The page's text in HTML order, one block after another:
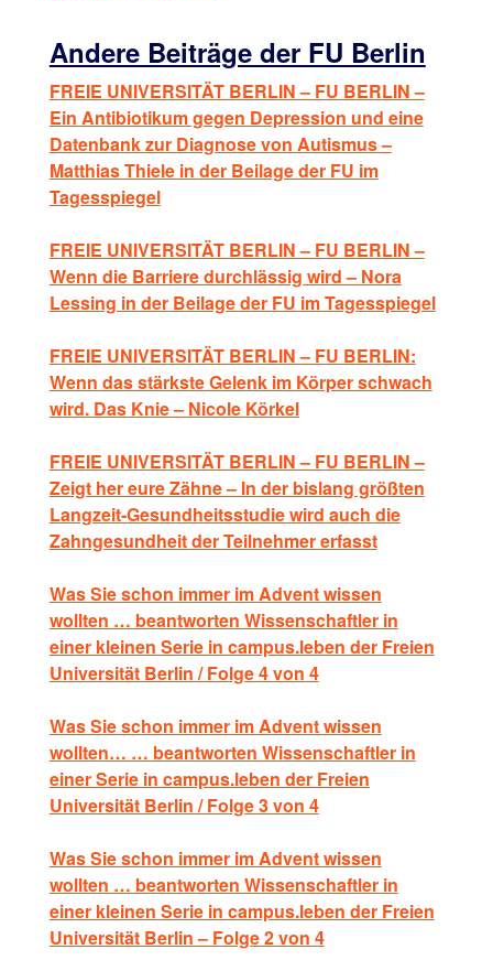
Andere Beiträge der FU Berlin
FREIE UNIVERSITÄT BERLIN – FU BERLIN –
Ein Antibiotikum gegen Depression und eine
Datenbank zur Diagnose von Autismus –
Matthias Thiele in der Beilage der FU im
Tagesspiegel
FREIE UNIVERSITÄT BERLIN – FU BERLIN –
Wenn die Barriere durchlässig wird – Nora
Lessing in der Beilage der FU im Tagesspiegel
FREIE UNIVERSITÄT BERLIN – FU BERLIN:
Wenn das stärkste Gelenk im Körper schwach
wird. Das Knie – Nicole Körkel
FREIE UNIVERSITÄT BERLIN – FU BERLIN –
Zeigt her eure Zähne – In der bislang größten
Langzeit-Gesundheitsstudie wird auch die
Zahngesundheit der Teilnehmer erfasst
Was Sie schon immer im Advent wissen
wollten … beantworten Wissenschaftler in
einer kleinen Serie in campus.leben der Freien
Universität Berlin / Folge 4 von 4
Was Sie schon immer im Advent wissen
wollten… … beantworten Wissenschaftler in
einer Serie in campus.leben der Freien
Universität Berlin / Folge 3 von 4
Was Sie schon immer im Advent wissen
wollten … beantworten Wissenschaftler in
einer kleinen Serie in campus.leben der Freien
Universität Berlin – Folge 2 von 4